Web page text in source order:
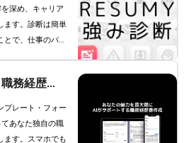
深め、キャリア
ます。診断は簡単
で、仕事のパフ
すぐ診断にチャ
限に引き出しま
職務経歴
自動作成 -
プレートと
プレート・フォー
あなた独自の職
ます。スマホでも